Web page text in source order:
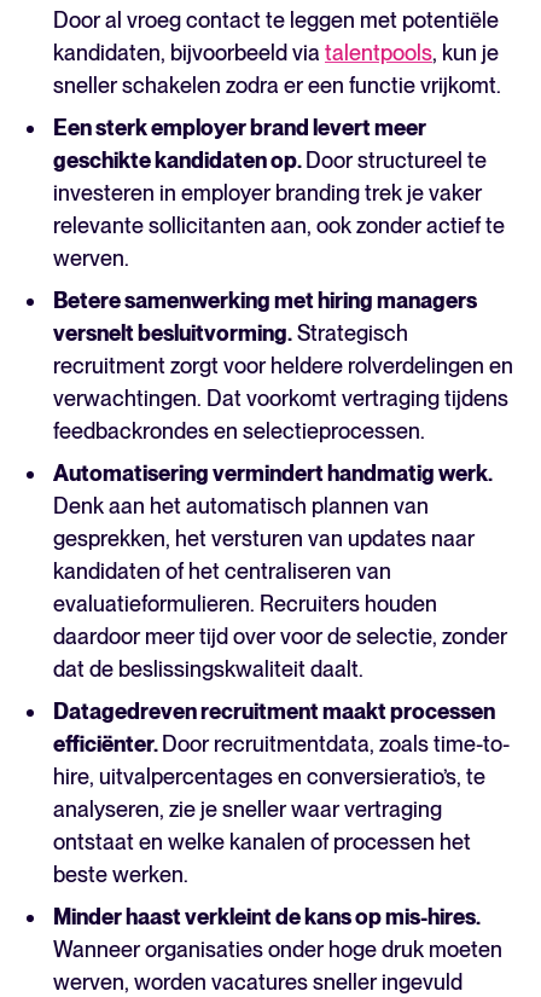
Door al vroeg contact te leggen met potentiële
kandidaten, bijvoorbeeld via talentpools, kun je
sneller schakelen zodra er een functie vrijkomt.
Een sterk employer brand levert meer
geschikte kandidaten op. Door structureel te
investeren in employer branding trek je vaker
relevante sollicitanten aan, ook zonder actief te
werven.
Betere samenwerking met hiring managers
versnelt besluitvorming.Strategisch
recruitment zorgt voor heldere rolverdelingen en
verwachtingen. Dat voorkomt vertraging tijdens
feedbackrondes en selectieprocessen.
Automatisering vermindert handmatig werk.
Denk aan het automatisch plannen van
gesprekken, het versturen van updates naar
kandidaten of het centraliseren van
evaluatieformulieren. Recruiters houden
daardoor meer tijd over voor de selectie, zonder
dat de beslissingskwaliteit daalt.
Datagedreven recruitment maakt processen
efficiënter. Door recruitmentdata, zoals time-to-
hire, uitvalpercentages en conversieratio’s, te
analyseren, zie je sneller waar vertraging
ontstaat en welke kanalen of processen het
beste werken.
Minder haast verkleint de kans op mis-hires.
Wanneer organisaties onder hoge druk moeten
werven, worden vacatures sneller ingevuld